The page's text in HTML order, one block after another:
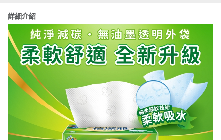
詳細介紹